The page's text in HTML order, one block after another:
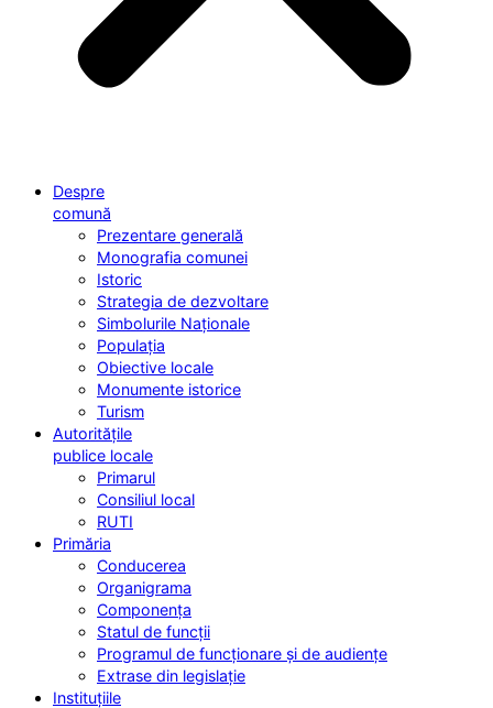
Despre
comună
Prezentare generală
Monografia comunei
Istoric
Strategia de dezvoltare
Simbolurile Naționale
Populația
Obiective locale
Monumente istorice
Turism
Autoritățile
publice locale
Primarul
Consiliul local
RUTI
Primăria
Conducerea
Organigrama
Componența
Statul de funcții
Programul de funcționare și de audiențe
Extrase din legislație
Instituțiile